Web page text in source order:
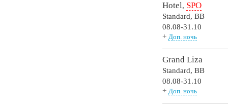
Hotel, SPO
Standard,BB
08.08-31.10
+Доп. ночь
Grand Liza
Standard,BB
08.08-31.10
+Доп. ночь